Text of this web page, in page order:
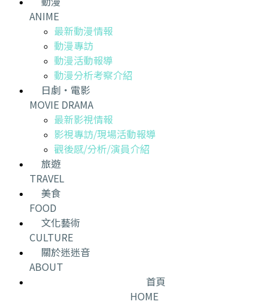
ANIME
最新動漫情報
動漫專訪
動漫活動報導
動漫分析考察介紹
日劇・電影
MOVIE DRAMA
最新影視情報
影視專訪/現場活動報導
觀後感/分析/演員介紹
旅遊
TRAVEL
美食
FOOD
文化藝術
CULTURE
關於迷迷音
ABOUT
首頁
HOME